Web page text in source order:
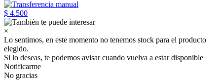
$ 4.500
×
Lo sentimos, en este momento no tenemos stock para el producto
elegido.
Si lo deseas, te podemos avisar cuando vuelva a estar disponible
Notificarme
No gracias